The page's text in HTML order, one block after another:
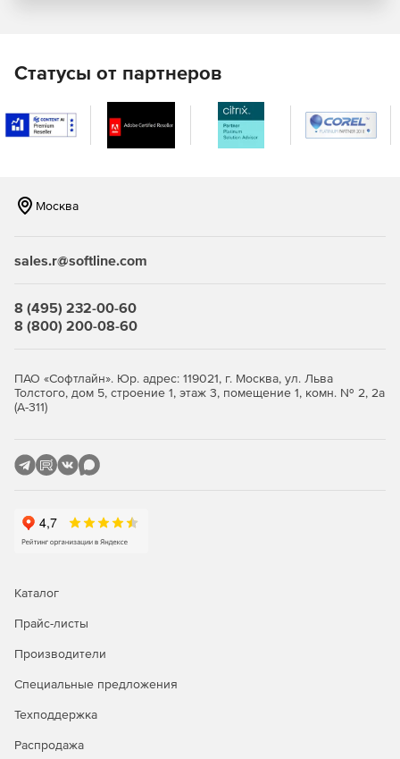
Перехват данных, выводимых за периметр ПК.
Контроль печати.
Цифровые отпечатки файлов при поиске и DLP-
Комплекс Стахановец: Полный контроль фиксирует и
в трее и окне браузера, через e-mail или Telegram. Можно
настроить отправку оповещений при использовании
Ключевые функции
Идентификация USB, краулер и геолокация.
предотвратить утечку важной информации.
Статусы от партнеров
Москва
sales.r@softline.com
8 (495) 232-00-60
8 (800) 200-08-60
ПАО «Софтлайн». Юр. адрес: 119021, г. Москва, ул. Льва
Толстого, дом 5, строение 1, этаж 3, помещение 1, комн. № 2, 2а
(А-311)
Каталог
Прайс-листы
Производители
Специальные предложения
Техподдержка
Распродажа